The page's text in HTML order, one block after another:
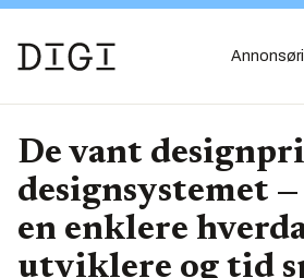
De vant
designsystemet
en enklere
utviklere og tid